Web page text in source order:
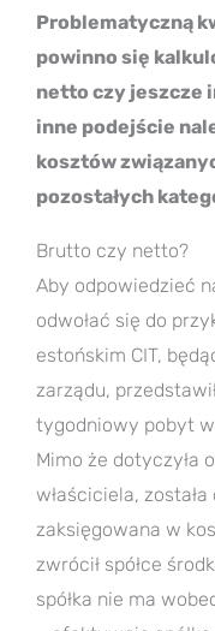
Problematyczną
powinno się
netto czy jeszcze
inne podejście
kosztów
pozostałych
Brutto czy netto?
Aby odpowiedzieć
odwołać się do
estońskim CIT,
zarządu,
tygodniowy pobyt
Mimo że dotyczyła
właściciela, została
zaksięgowana w
zwrócił spółce
spółka nie ma